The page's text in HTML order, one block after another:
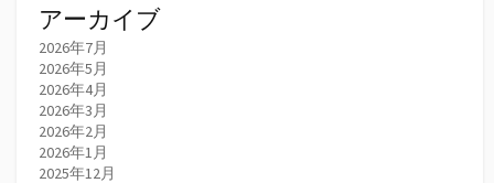
アーカイブ
2026年7月
2026年5月
2026年4月
2026年3月
2026年2月
2026年1月
2025年12月